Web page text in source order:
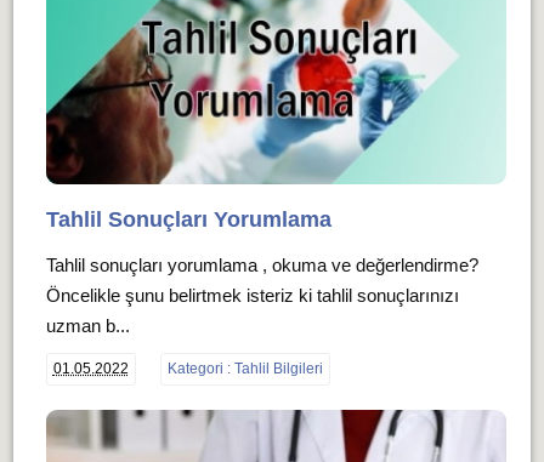
Tahlil Sonuçları Yorumlama
Tahlil sonuçları yorumlama , okuma ve değerlendirme?
Öncelikle şunu belirtmek isteriz ki tahlil sonuçlarınızı
uzman b...
01.05.2022 Kategori : Tahlil Bilgileri